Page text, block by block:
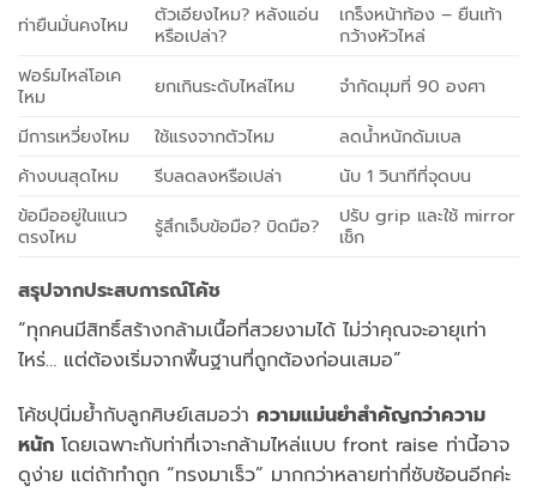
ท่ายืนมั่นคงไหม
ตัวเอียงไหม? หลังแอ่น
หรือเปล่า?
เกร็งหน้าท้อง – ยืนเท้า
กว้างหัวไหล่
ฟอร์มไหล่โอเค
ไหม
ยกเกินระดับไหล่ไหม
จำกัดมุมที่ 90 องศา
มีการเหวี่ยงไหม
ใช้แรงจากตัวไหม
ลดน้ำหนักดัมเบล
ค้างบนสุดไหม
รีบลดลงหรือเปล่า
นับ 1 วินาทีที่จุดบน
ข้อมืออยู่ในแนว
ตรงไหม
รู้สึกเจ็บข้อมือ? บิดมือ?
ปรับ grip และใช้ mirror
เช็ก
สรุปจากประสบการณ์โค้ช
“ทุกคนมีสิทธิ์สร้างกล้ามเนื้อที่สวยงามได้ ไม่ว่าคุณจะอายุเท่า
ไหร่… แต่ต้องเริ่มจากพื้นฐานที่ถูกต้องก่อนเสมอ”
โค้ชปุนิ่มย้ำกับลูกศิษย์เสมอว่า ความแม่นยำสำคัญกว่าความ
หนัก โดยเฉพาะกับท่าที่เจาะกล้ามไหล่แบบ front raise ท่านี้อาจ
ดูง่าย แต่ถ้าทำถูก “ทรงมาเร็ว” มากกว่าหลายท่าที่ซับซ้อนอีกค่ะ